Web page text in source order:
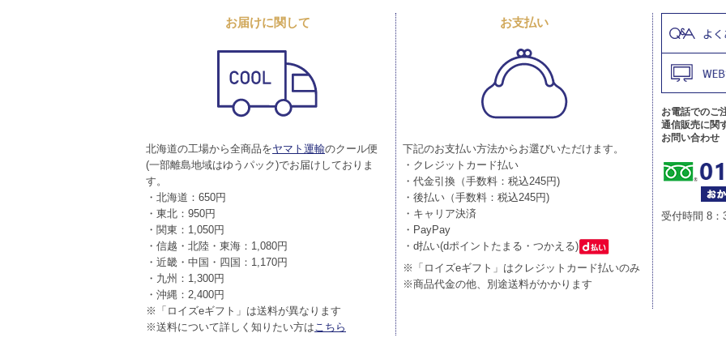
お届けに関して
北海道の工場から全商品をヤマト運輸のクール便
(一部離島地域はゆうパック)でお届けしておりま
す。
・北海道：650円
・東北：950円
・関東：1,050円
・信越・北陸・東海：1,080円
・近畿・中国・四国：1,170円
・九州：1,300円
・沖縄：2,400円
※「ロイズeギフト」は送料が異なります
※送料について詳しく知りたい方はこちら
お支払い
下記のお支払い方法からお選びいただけます。
・クレジットカード払い
・代金引換（手数料：税込245円)
・後払い（手数料：税込245円)
・キャリア決済
・PayPay
・d払い(dポイントたまる・つかえる)
※「ロイズeギフト」はクレジットカード払いのみ
※商品代金の他、別途送料がかかります
お電話でのご
通信販売に関
お問い合わせ
受付時間 8：